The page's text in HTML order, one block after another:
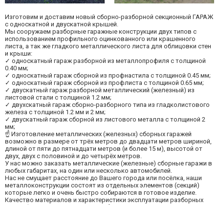
Изготовим и доставим новый сборно-разборной секционный ГАРАЖ
с односкатной и двускатной крышей.
Мы сооружаем разборные гаражные конструкции двух типов с
использованием профильного оцинкованного или крашенного
листа, а так же гладкого металлического листа для облицовки стен
и крыши:
✓ односкатный гараж разборной из металлопрофиля с толщиной
0.40 мм;
✓ односкатный гараж сборной из профнастила с толщиной 0.45 мм;
✓ односкатный гараж сборной из профлиста с толщиной 0.65 мм;
✓ двускатный гараж разборной металлический (железный) из
листовой стали с толщиной 1.2 мм;
✓ двухскатный гараж сборно-разборного типа из гладколистового
железа с толщиной 1.2 мм и 2 мм;
✓ двускатный гараж сборной из листового металла с толщиной 2
мм;
☝ Изготовление металлических (железных) сборных гаражей
возможно в размере от трёх метров до двадцати метров шириной,
длиной от пяти до пятнадцати метров (и более 15 м), высотой от
двух, двух с половиной и до четырёх метров.
У нас можно заказать металлические (железные) сборные гаражи в
любых габаритах, на один или несколько автомобилей.
Нас не смущает расстояние до Вашего города или посёлка, наши
металлоконструкции состоят из отдельных элементов (секций)
которые легко и очень быстро собираются в готовое изделие.
Качество материалов и характеристики эксплуатации разборных